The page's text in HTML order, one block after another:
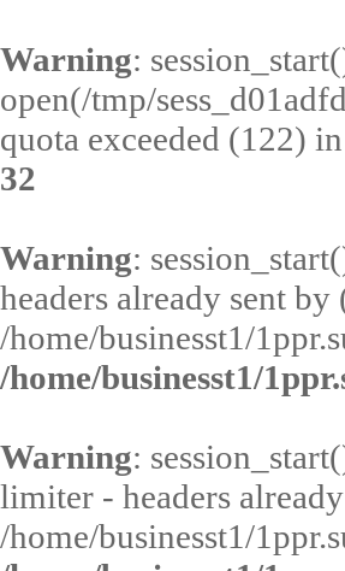
Warning:
open(/tmp/
quota exceeded (122) in
32
Warning:
headers already sent
/home/businesst1/
/home/businesst1/
Warning:
limiter - headers
/home/businesst1/